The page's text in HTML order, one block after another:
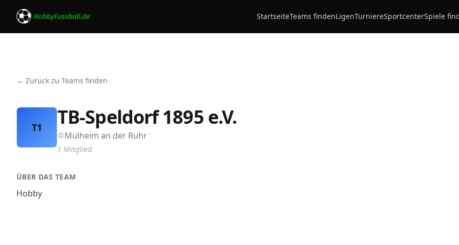
StartseiteTeams findenLigenTurniereSportcenterSpiele
← Zurück zu Teams finden
T1 TB-Speldorf 1895 e.V.
Mülheim an der Ruhr
1 Mitglied
ÜBER DAS TEAM
Hobby